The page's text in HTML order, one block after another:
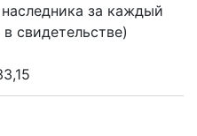
за каждый
свидетельстве)